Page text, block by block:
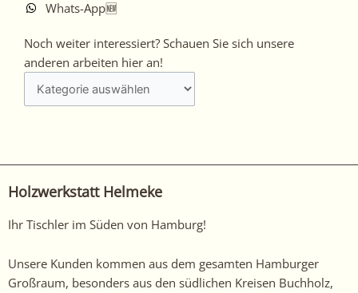
Whats-App🆕
Noch weiter interessiert? Schauen Sie sich unsere
anderen arbeiten hier an!
Noch
weiter
Schauen
arbeiten
an!
Holzwerkstatt Helmeke
Ihr Tischler im Süden von Hamburg!
Unsere Kunden kommen aus dem gesamten Hamburger
Großraum, besonders aus den südlichen Kreisen Buchholz,